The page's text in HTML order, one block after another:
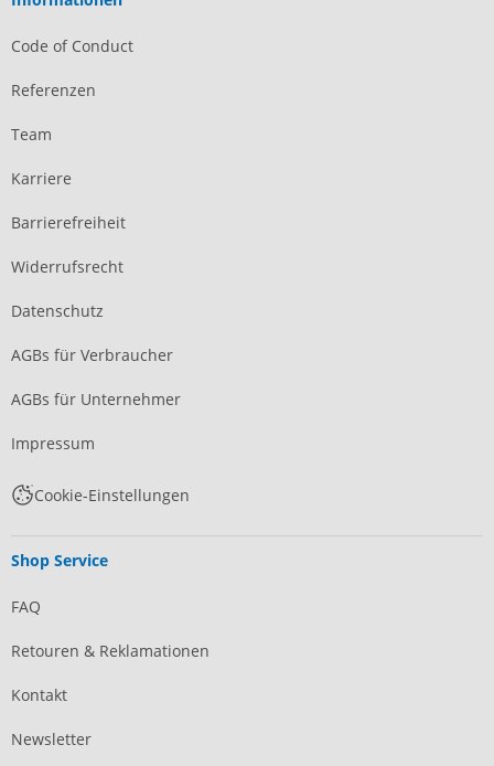
Code of Conduct
Referenzen
Team
Karriere
Barrierefreiheit
Widerrufsrecht
Datenschutz
AGBs für Verbraucher
AGBs für Unternehmer
Impressum
Cookie-Einstellungen
Shop Service
FAQ
Retouren & Reklamationen
Kontakt
Newsletter